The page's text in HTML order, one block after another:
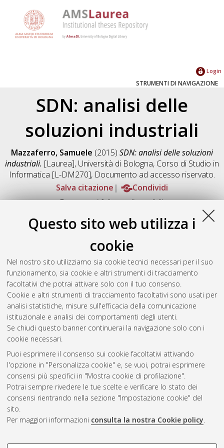
Questo sito web utilizza i
cookie
Nel nostro sito utilizziamo sia cookie tecnici necessari per il suo
funzionamento, sia cookie e altri strumenti di tracciamento
facoltativi che potrai attivare solo con il tuo consenso.
Cookie e altri strumenti di tracciamento facoltativi sono usati per
analisi statistiche, misure sull'efficacia della comunicazione
istituzionale e analisi dei comportamenti degli utenti.
Se chiudi questo banner continuerai la navigazione solo con i
cookie necessari.
Puoi esprimere il consenso sui cookie facoltativi attivando
l'opzione in "Personalizza cookie" e, se vuoi, potrai esprimere
consensi più specifici in "Mostra cookie di profilazione".
Potrai sempre rivedere le tue scelte e verificare lo stato dei
consensi rientrando nella sezione "Impostazione cookie" del
sito.
Per maggiori informazioni consulta la nostra Cookie policy.
Login
STRUMENTI DI NAVIGAZIONE
SDN: analisi delle
soluzioni industriali
Mazzaferro, Samuele (2015) SDN: analisi delle soluzioni
industriali. [Laurea], Università di Bologna, Corso di Studio in
Informatica [L-DM270], Documento ad accesso riservato.
Salva citazione
Condividi
Documenti full-text disponibili:
Documento PDF
Full-text non accessibile
Download (905kB) |
Abstract
Altri metadati
Gestione del documento:
Atom
Rss 1.0
Rss 2.0
AMS Laurea
Impostazioni Cookie